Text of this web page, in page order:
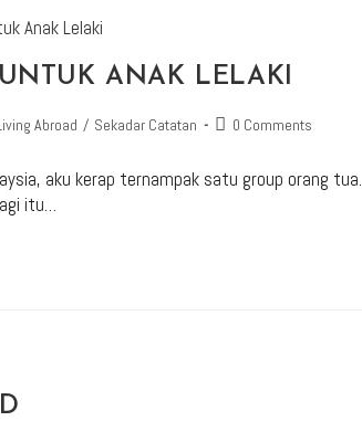
ANAK LELAKI
Abroad / Sekadar Catatan 0 Comments
aku kerap ternampak satu group orang
itu…